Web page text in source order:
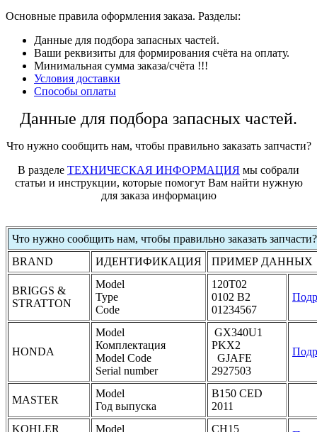
Основные правила оформления заказа. Разделы:
Данные для подбора запасных частей.
Ваши реквизиты для формирования счёта на оплату.
Минимальная сумма заказа/счёта !!!
Условия доставки
Способы оплаты
Данные для подбора запасных частей.
Что нужно сообщить нам, чтобы правильно заказать запчасти?
В разделе ТЕХНИЧЕСКАЯ ИНФОРМАЦИЯ мы собрали
статьи и инструкции, которые помогут Вам найти нужную
для заказа информацию
Что нужно сообщить нам, чтобы правильно заказать запчасти?
BRAND
ИДЕНТИФИКАЦИЯ ПРИМЕР ДАННЫХ
BRIGGS &
STRATTON
Model
Type
Code
120T02
0102 B2
01234567
HONDA
Model
Комплектация
Model Code
Serial number
GX340U1
PKX2
GJAFE
2927503
MASTER
Model
Год выпуска
B150 CED
2011
KOHLER
Model CH15